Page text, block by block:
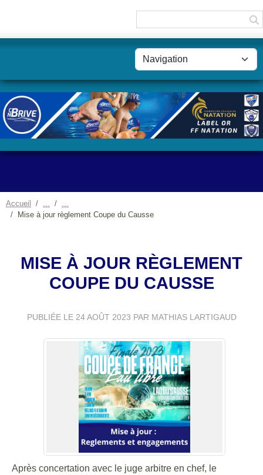
Accueil
Mise à jour règlement Coupe du Causse
MISE À JOUR RÈGLEMENT
COUPE DU CAUSSE
PUBLIÉE LE 24 AOÛT 2023 PAR MATHIAS LARTIGAUD
Après concertation avec le juge arbitre en chef, le